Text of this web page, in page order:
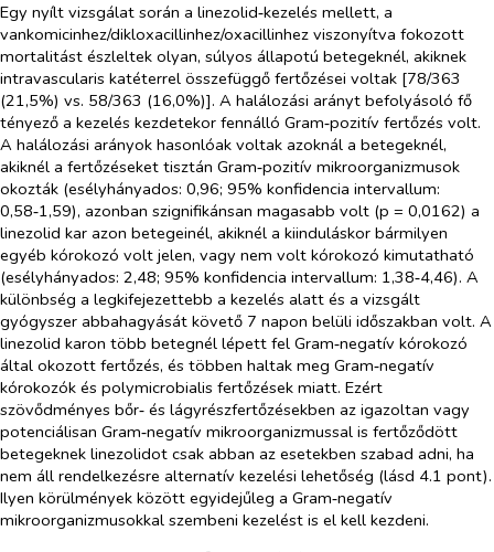
Egy nyílt vizsgálat során a linezolid‑kezelés mellett, a
vankomicinhez/dikloxacillinhez/oxacillinhez viszonyítva fokozott
mortalitást észleltek olyan, súlyos állapotú betegeknél, akiknek
intravascularis katéterrel összefüggő fertőzései voltak [78/363
(21,5%) vs. 58/363 (16,0%)]. A halálozási arányt befolyásoló fő
tényező a kezelés kezdetekor fennálló Gram‑pozitív fertőzés volt.
A halálozási arányok hasonlóak voltak azoknál a betegeknél,
akiknél a fertőzéseket tisztán Gram‑pozitív mikroorganizmusok
okozták (esélyhányados: 0,96; 95% konfidencia intervallum:
0,58‑1,59), azonban szignifikánsan magasabb volt (p = 0,0162) a
linezolid kar azon betegeinél, akiknél a kiinduláskor bármilyen
egyéb kórokozó volt jelen, vagy nem volt kórokozó kimutatható
(esélyhányados: 2,48; 95% konfidencia intervallum: 1,38‑4,46). A
különbség a legkifejezettebb a kezelés alatt és a vizsgált
gyógyszer abbahagyását követő 7 napon belüli időszakban volt. A
linezolid karon több betegnél lépett fel Gram‑negatív kórokozó
által okozott fertőzés, és többen haltak meg Gram‑negatív
kórokozók és polymicrobialis fertőzések miatt. Ezért
szövődményes bőr‑ és lágyrészfertőzésekben az igazoltan vagy
potenciálisan Gram‑negatív mikroorganizmussal is fertőződött
betegeknek linezolidot csak abban az esetekben szabad adni, ha
nem áll rendelkezésre alternatív kezelési lehetőség (lásd 4.1 pont).
Ilyen körülmények között egyidejűleg a Gram‑negatív
mikroorganizmusokkal szembeni kezelést is el kell kezdeni.